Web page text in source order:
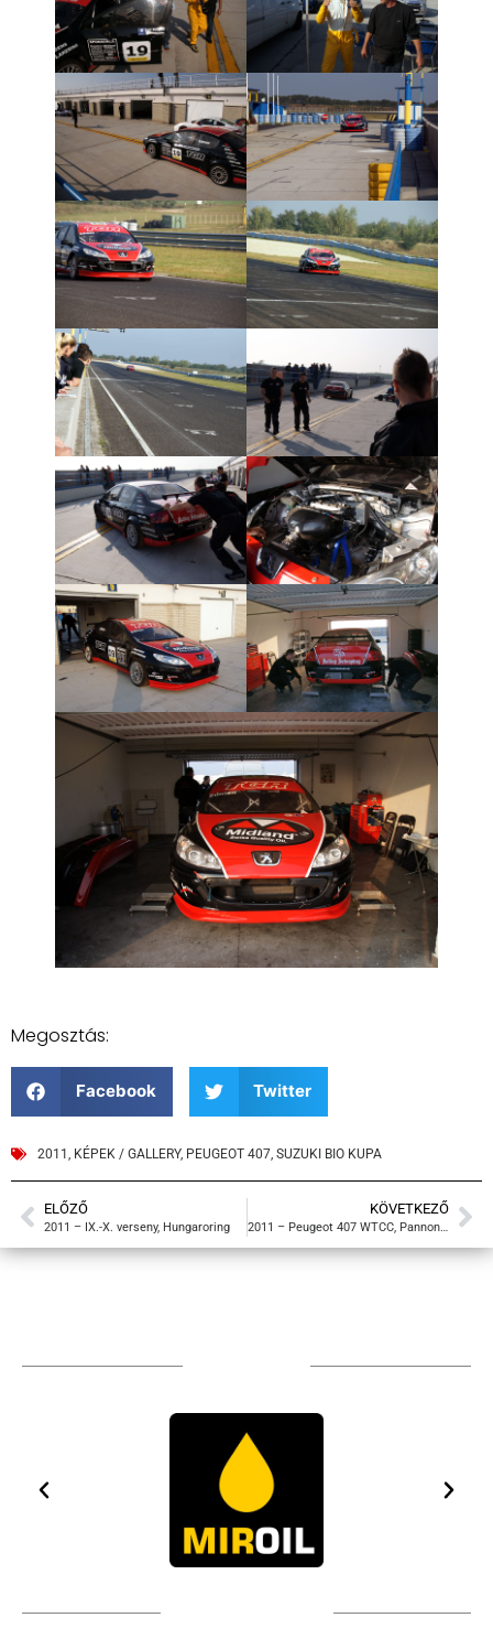
Megosztás:
Facebook Twitter
2011 KÉPEK / GALLERY, PEUGEOT 407 SUZUKI BIO KUPA
ELŐZŐ
2011 – IX.-X. verseny, Hungaroring
KÖVETKEZŐ
2011 – Peugeot 407 WTCC, Pannoniaring – teszt beszámoló